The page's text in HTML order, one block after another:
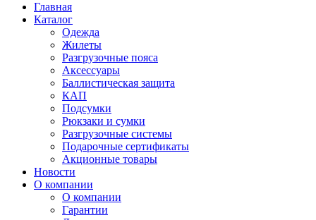
Главная
Каталог
Одежда
Жилеты
Разгрузочные пояса
Аксессуары
Баллистическая защита
КАП
Подсумки
Рюкзаки и сумки
Разгрузочные системы
Подарочные сертификаты
Акционные товары
Новости
О компании
О компании
Гарантии